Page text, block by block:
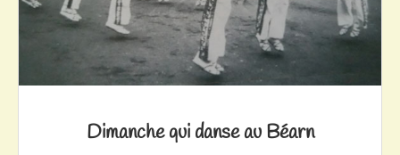
Dimanche qui danse au Béarn